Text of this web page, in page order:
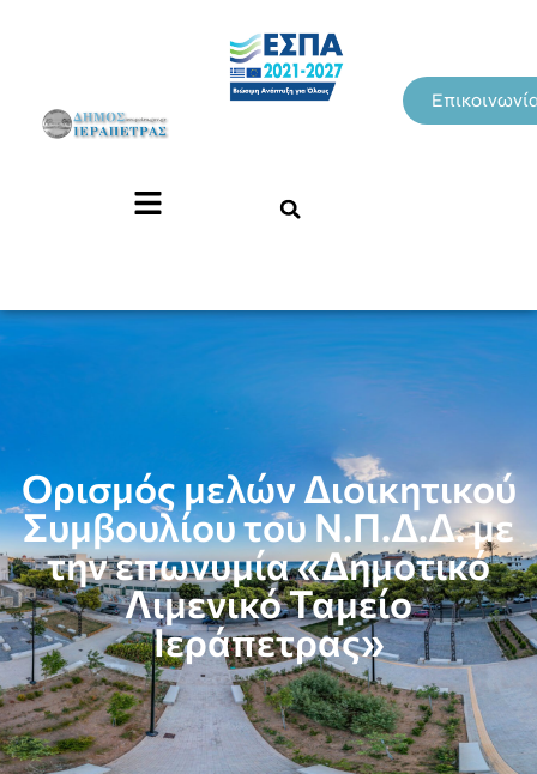
Ορισμός μελών Διοικητικού
Συμβουλίου του Ν.Π.Δ.Δ. με
την επωνυμία «Δημοτικό
Λιμενικό Ταμείο
Ιεράπετρας»